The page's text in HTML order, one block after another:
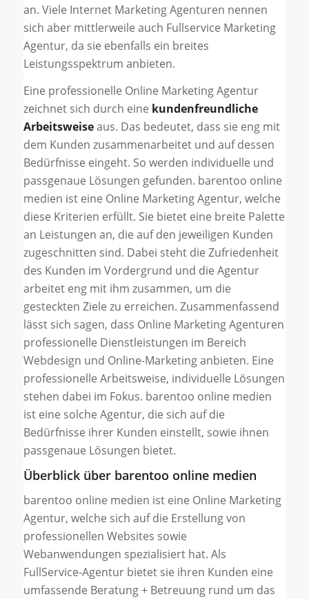
an. Viele Internet Marketing Agenturen nennen
sich aber mittlerweile auch Fullservice Marketing
Agentur, da sie ebenfalls ein breites
Leistungsspektrum anbieten.
Eine professionelle Online Marketing Agentur
zeichnet sich durch eine kundenfreundliche
Arbeitsweiseaus. Das bedeutet, dass sie eng mit
dem Kunden zusammenarbeitet und auf dessen
Bedürfnisse eingeht. So werden individuelle und
passgenaue Lösungen gefunden. barentoo online
medien ist eine Online Marketing Agentur, welche
diese Kriterien erfüllt. Sie bietet eine breite Palette
an Leistungen an, die auf den jeweiligen Kunden
zugeschnitten sind. Dabei steht die Zufriedenheit
des Kunden im Vordergrund und die Agentur
arbeitet eng mit ihm zusammen, um die
gesteckten Ziele zu erreichen. Zusammenfassend
lässt sich sagen, dass Online Marketing Agenturen
professionelle Dienstleistungen im Bereich
Webdesign und Online-Marketing anbieten. Eine
professionelle Arbeitsweise, individuelle Lösungen
stehen dabei im Fokus. barentoo online medien
ist eine solche Agentur, die sich auf die
Bedürfnisse ihrer Kunden einstellt, sowie ihnen
passgenaue Lösungen bietet.
Überblick über barentoo online medien
barentoo online medien ist eine Online Marketing
Agentur, welche sich auf die Erstellung von
professionellen Websites sowie
Webanwendungen spezialisiert hat. Als
FullService-Agentur bietet sie ihren Kunden eine
umfassende Beratung + Betreuung rund um das